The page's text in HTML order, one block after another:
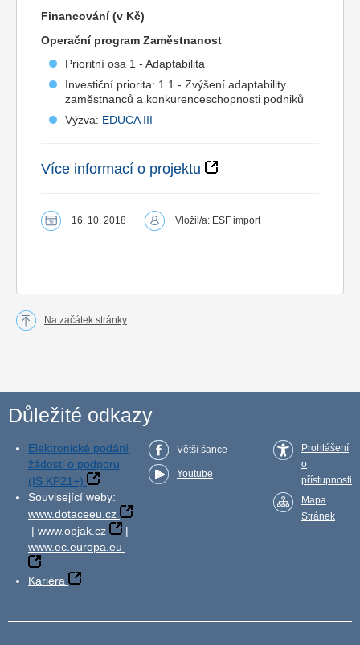
Financování (v Kč)
Operační program Zaměstnanost
Prioritní osa 1 - Adaptabilita
Investiční priorita: 1.1 - Zvýšení adaptability
zaměstnanců a konkurenceschopnosti podniků
Výzva: EDUCA III
Více informací o projektu
16. 10. 2018 Vložil/a: ESF import
Na začátek stránky
Důležité odkazy
Elektronické podání
žádosti o podporu
(IS KP21+)
Související weby:
www.dotaceeu.cz
| www.opjak.cz
|
www.ec.europa.eu
Kariéra
Větší šance
Youtube
Prohlášení
o
přístupnosti
Mapa
Stránek